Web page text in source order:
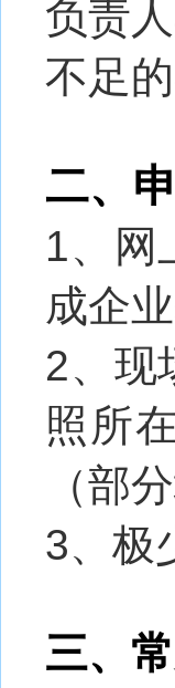
负责
不足
二、
1、网
成企
2、现
照所
（部
3、极
三、